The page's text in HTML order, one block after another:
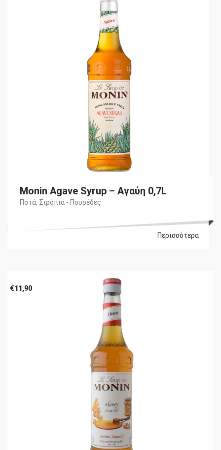
Monin Agave Syrup – Αγαύη 0,7L
Ποτά, Σιρόπια - Πουρέδες
Περισσότερα
€11,90